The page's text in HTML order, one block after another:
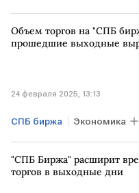
РОССИЯ Торги
сбой
Объем торгов на "СПБ
прошедшие выходные
24 февраля 2025, 13:13
СПБ биржа Экономика
"СПБ Биржа" расширит
торгов в выходные дни